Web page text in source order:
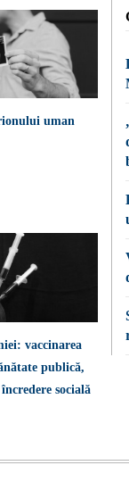
uman
vaccinarea
publică,
socială